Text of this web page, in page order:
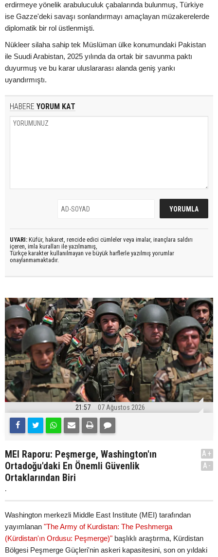
erdirmeye yönelik arabuluculuk çabalarında bulunmuş, Türkiye
ise Gazze'deki savaşı sonlandırmayı amaçlayan müzakerelerde
diplomatik bir rol üstlenmişti.
Nükleer silaha sahip tek Müslüman ülke konumundaki Pakistan
ile Suudi Arabistan, 2025 yılında da ortak bir savunma paktı
duyurmuş ve bu karar uluslararası alanda geniş yankı
uyandırmıştı.
HABERE YORUM KAT
UYARI: Küfür, hakaret, rencide edici cümleler veya imalar, inançlara saldırı
içeren, imla kuralları ile yazılmamış,
Türkçe karakter kullanılmayan ve büyük harflerle yazılmış yorumlar
onaylanmamaktadır.
21:57 07 Ağustos 2026
MEI Raporu: Peşmerge, Washington'ın
Ortadoğu'daki En Önemli Güvenlik
Ortaklarından Biri
.
A+
A-
Washington merkezli Middle East Institute (MEI) tarafından
yayımlanan "The Army of Kurdistan: The Peshmerga
(Kürdistan'ın Ordusu: Peşmerge)" başlıklı araştırma, Kürdistan
Bölgesi Peşmerge Güçleri'nin askeri kapasitesini, son on yıldaki